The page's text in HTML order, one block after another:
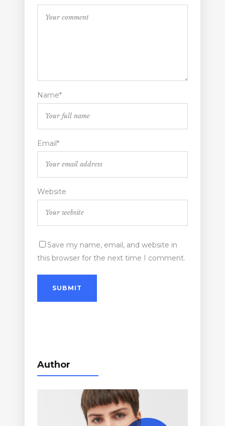
Name*
Email*
Website
Save my name, email, and website in
this browser for the next time I comment.
Author